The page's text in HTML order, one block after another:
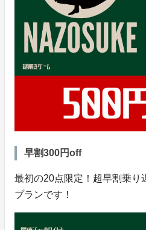
早割300円off
最初の20点限定！超早割乗り
プランです！